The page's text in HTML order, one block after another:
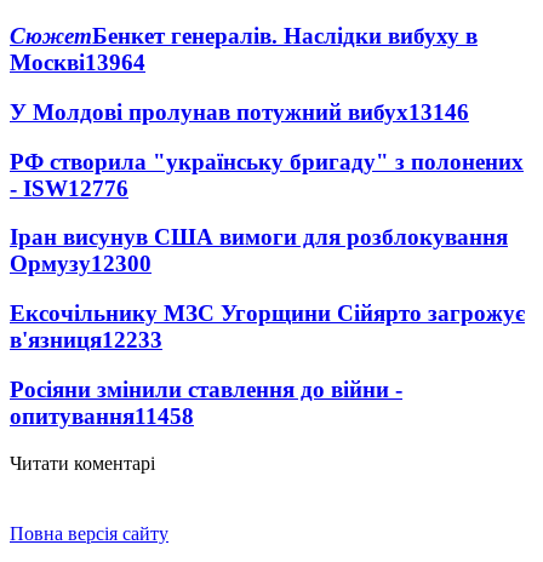
СюжетБенкет генералів. Наслідки вибуху в
Москві13964
У Молдові пролунав потужний вибух13146
РФ створила "українську бригаду" з полонених
- ISW12776
Іран висунув США вимоги для розблокування
Ормузу12300
Ексочільнику МЗС Угорщини Сійярто загрожує
в'язниця12233
Росіяни змінили ставлення до війни -
опитування11458
Читати коментарі
Повна версія сайту